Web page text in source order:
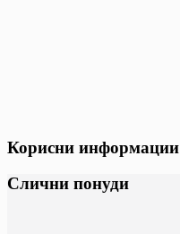
Корисни информации
Слични понуди